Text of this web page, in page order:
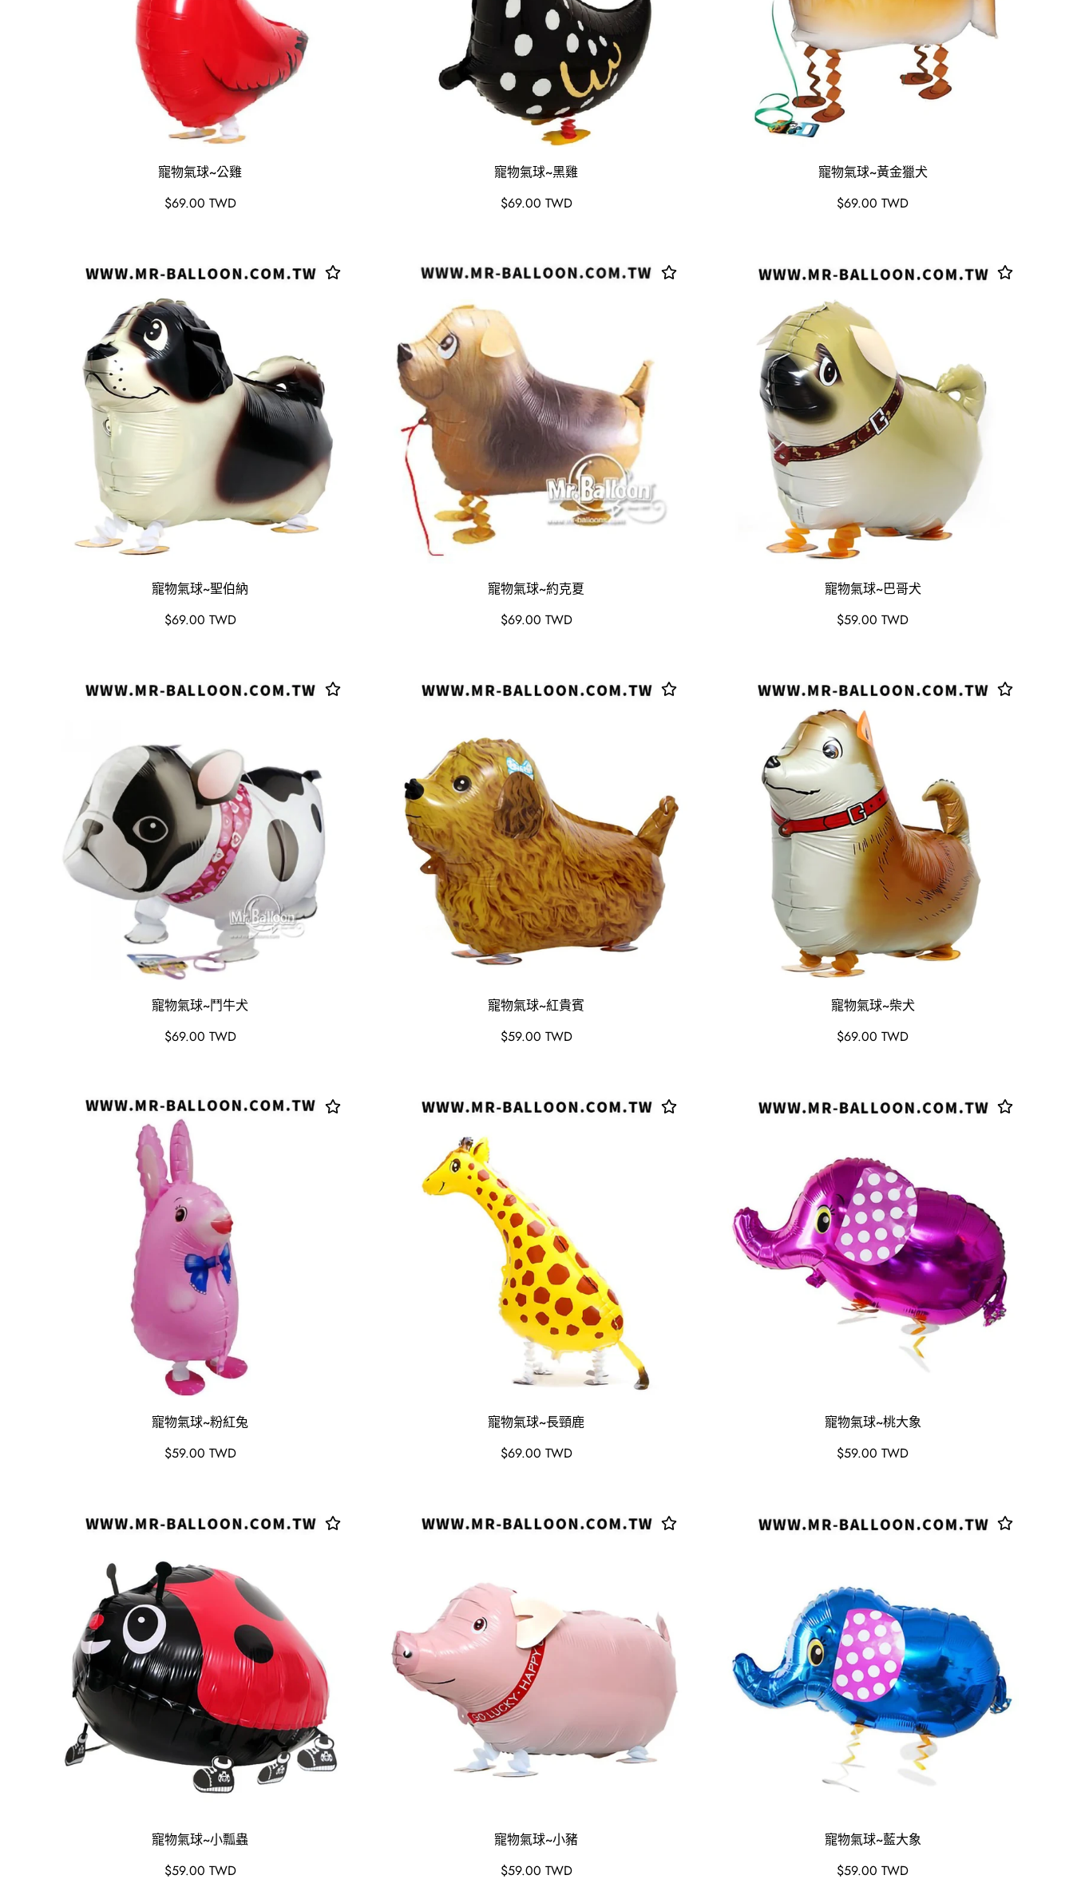
寵物氣球~公雞
原
$69.00 TWD
寵物氣球~黑雞
原
$69.00 TWD
寵物氣球~黃金獵犬
原
$69.00 TWD
寵物氣球~聖伯納
原
$69.00 TWD
寵物氣球~約克夏
原
$69.00 TWD
寵物氣球~巴哥犬
原
$59.00 TWD
寵物氣球~鬥牛犬
原
$69.00 TWD
寵物氣球~紅貴賓
原
$59.00 TWD
寵物氣球~柴犬
原
$69.00 TWD
寵物氣球~粉紅兔
原
$59.00 TWD
寵物氣球~長頸鹿
原
$69.00 TWD
寵物氣球~桃大象
原
$59.00 TWD
寵物氣球~小瓢蟲
原
$59.00 TWD
寵物氣球~小豬
原
$59.00 TWD
寵物氣球~藍大象
原
$59.00 TWD